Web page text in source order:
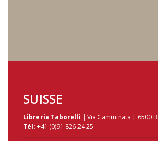
SUISSE
Libreria Taborelli | Via Camminata | 6500
Tél: +41 (0)91 826 24 25